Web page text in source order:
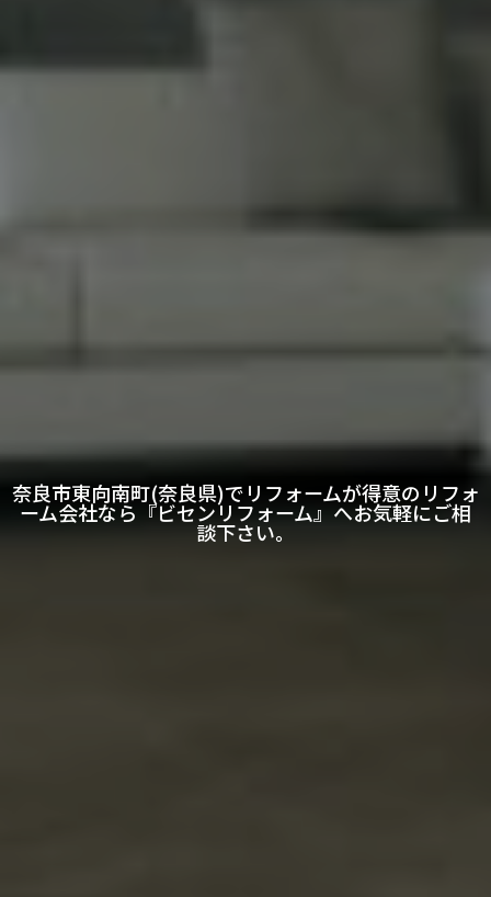
奈良市東向南町(奈良県)でリフォームが得意のリフォ
ーム会社なら『ビセンリフォーム』へお気軽にご相
談下さい。